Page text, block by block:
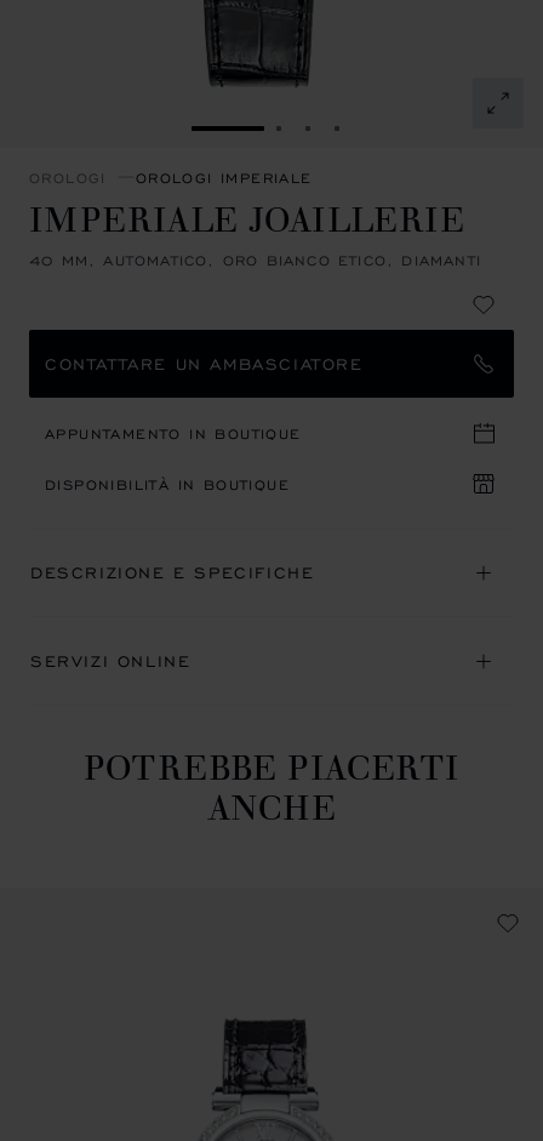
VAI ALLA SLIDE 1
VAI ALLA SLIDE 2
VAI ALLA SLIDE 3
VAI ALLA SLIDE 4
OROLOGI OROLOGI IMPERIALE
IMPERIALE JOAILLERIE
40 MM, AUTOMATICO, ORO BIANCO ETICO, DIAMANTI
CONTATTARE UN AMBASCIATORE
APPUNTAMENTO IN BOUTIQUE
DISPONIBILITÀ IN BOUTIQUE
DESCRIZIONE E SPECIFICHE
SERVIZI ONLINE
POTREBBE PIACERTI
ANCHE